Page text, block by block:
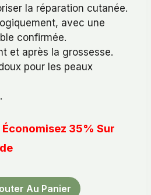
la réparation cutanée.
avec une
confirmée.
et après la grossesse.
pour les peaux
35% Sur
Au Panier